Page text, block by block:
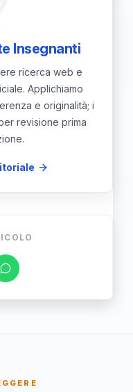
Insegnanti
ricerca web e
Applichiamo
e originalità; i
revisione prima